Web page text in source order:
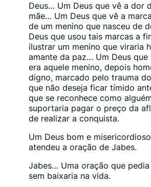
Deus… Um Deus que vê a dor
mãe… Um Deus que vê a
de um menino que nasceu de
Deus que usou tais marcas a
ilustrar um menino que viraria
amante da paz… Um Deus que
era aquele menino, depois
digno, marcado pelo trauma
que não deseja ficar tímido
que se reconhece como
suportaria pagar o preço da
de realizar a conquista.
Um Deus bom e
atendeu a oração de Jabes.
Jabes… Uma oração que
sem baixaria na vida.